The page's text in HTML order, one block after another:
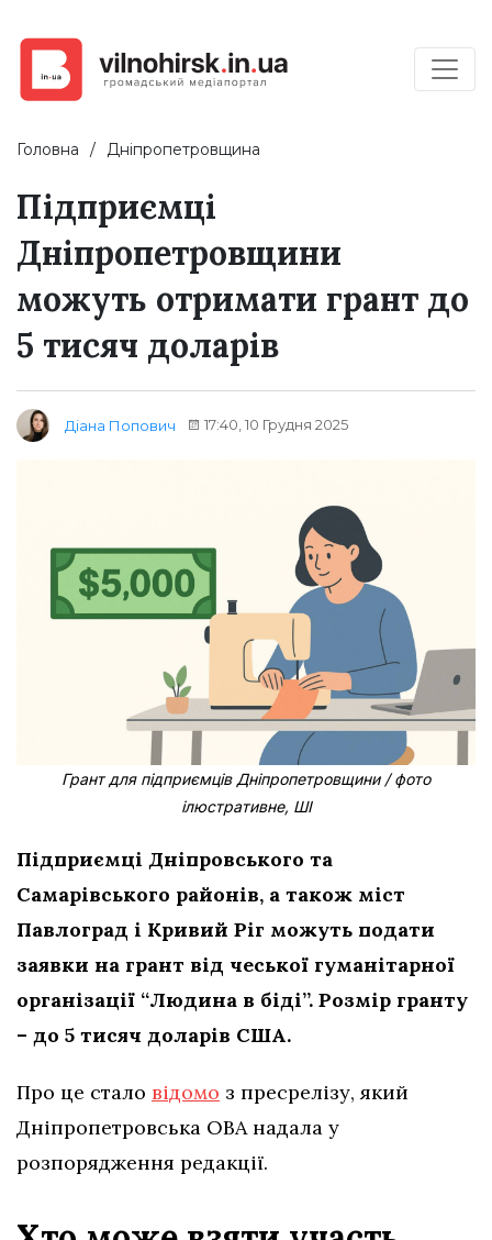
Головна Дніпропетровщина
Підприємці
Дніпропетровщини
можуть отримати грант до
5 тисяч доларів
Діана Попович 17:40, 10 Грудня 2025
Грант для підприємців Дніпропетровщини / фото
ілюстративне, ШІ
Підприємці Дніпровського та
Самарівського районів, а також міст
Павлоград і Кривий Ріг можуть подати
заявки на грант від чеської гуманітарної
організації “Людина в біді”. Розмір гранту
– до 5 тисяч доларів США.
Про це стало відомо з пресрелізу, який
Дніпропетровська ОВА надала у
розпорядження редакції.